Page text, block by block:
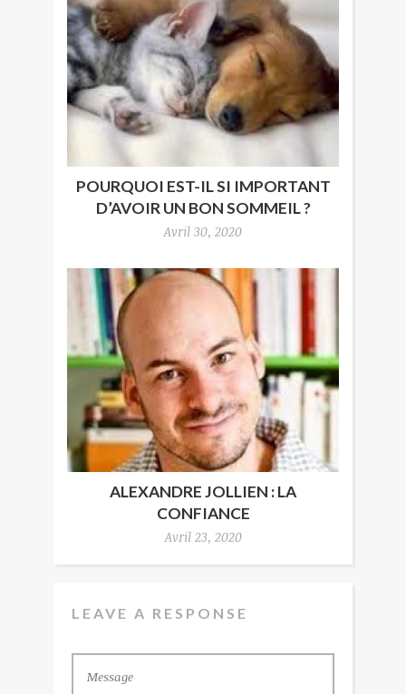
POURQUOI EST-IL SI IMPORTANT
D’AVOIR UN BON SOMMEIL ?
Avril 30, 2020
ALEXANDRE JOLLIEN : LA
CONFIANCE
Avril 23, 2020
LEAVE A RESPONSE